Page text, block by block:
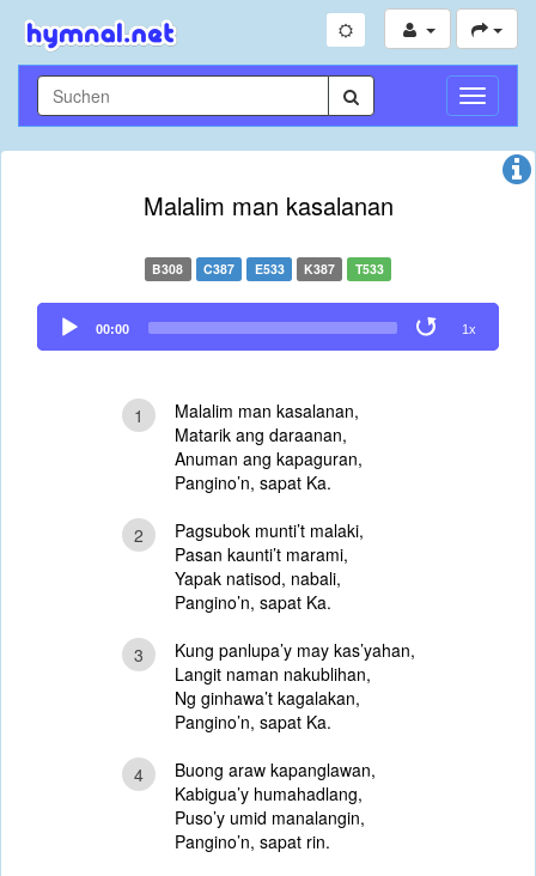
Malalim man kasalanan
B308 C387 E533 K387 T533
Audio
Player
00:00 1x
1
Malalim man kasalanan,
Matarik ang daraanan,
Anuman ang kapaguran,
Pangino’n, sapat Ka.
2
Pagsubok munti’t malaki,
Pasan kaunti’t marami,
Yapak natisod, nabali,
Pangino’n, sapat Ka.
3
Kung panlupa’y may kas’yahan,
Langit naman nakublihan,
Ng ginhawa’t kagalakan,
Pangino’n, sapat Ka.
4
Buong araw kapanglawan,
Kabigua’y humahadlang,
Puso’y umid manalangin,
Pangino’n, sapat rin.